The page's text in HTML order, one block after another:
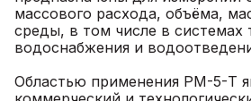
массового расхода, объёма,
среды, в том числе в системах
водоснабжения и
Областью применения РМ-5-Т